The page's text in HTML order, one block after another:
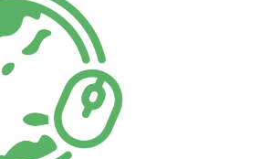
具有保育價值的土地，現今協會旗下
在保育區管理模式方面，荒野遺產協
也就是在具有法律效應的規範之下，
。這些永久保護區